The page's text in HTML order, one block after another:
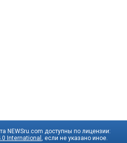
NEWSru.com доступны по лицензии:
International , если не указано иное.